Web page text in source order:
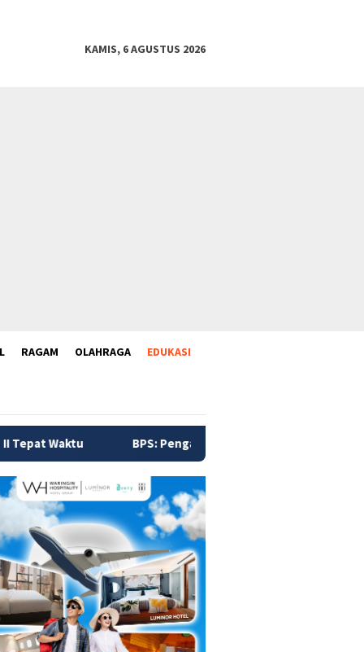
KAMIS, 6 AGUSTUS 2026
RAGAM OLAHRAGA EDUKASI
BPS: Pengangguran Indonesia Turun Jadi 7,22 Juta Orang